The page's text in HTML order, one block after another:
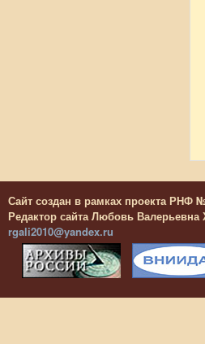
Сайт создан в рамках проекта РНФ
Редактор сайта Любовь Валерьевна
rgali2010@yandex.ru